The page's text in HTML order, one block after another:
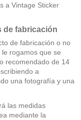
a Vintage Sticker
de fabricación
de fabricación o no
rogamos que se
recomendado de 14
a
una fotografía y una
las medidas
mediante la